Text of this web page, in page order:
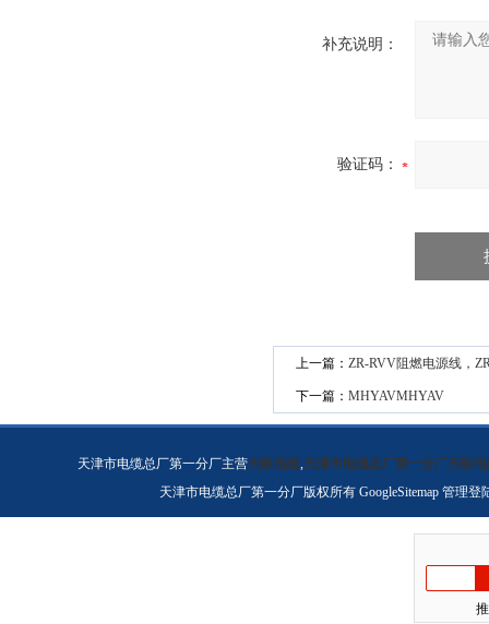
补充说明：
验证码：
上一篇： ZR-RVV阻燃电源线，
下一篇： MHYAVMHYAV
天津市电缆总厂第一分厂主营天联电缆,天津市电缆总厂第一分厂天联电
天津市电缆总厂第一分厂版权所有 GoogleSitemap 管理登